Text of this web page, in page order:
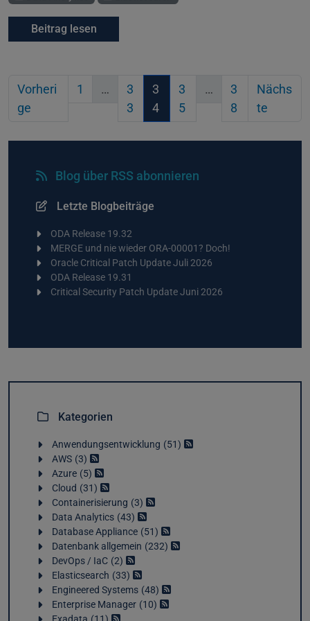
Beitrag lesen
Vorheri
ge
1 …
3
3
3
4
3
5
…
3
8
Nächs
te
Blog über RSS abonnieren
Letzte Blogbeiträge
ODA Release 19.32
MERGE und nie wieder ORA-00001? Doch!
Oracle Critical Patch Update Juli 2026
ODA Release 19.31
Critical Security Patch Update Juni 2026
Kategorien
Anwendungsentwicklung 51
AWS 3
Azure 5
Cloud
31
Containerisierung 3
Data Analytics 43
Database Appliance 51
Datenbank allgemein 232
DevOps / IaC 2
Elasticsearch 33
Engineered Systems 48
Enterprise Manager 10